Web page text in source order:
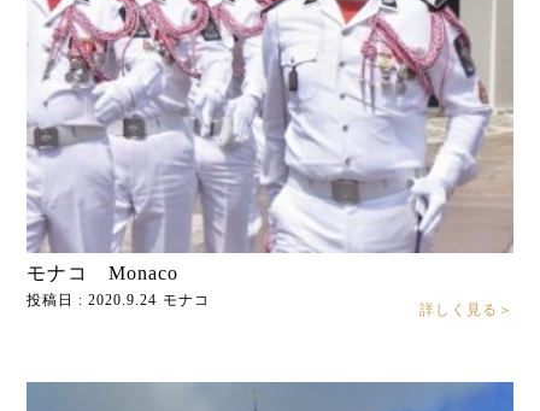
モナコ Monaco
投稿日 : 2020.9.24 モナコ
詳しく見る＞